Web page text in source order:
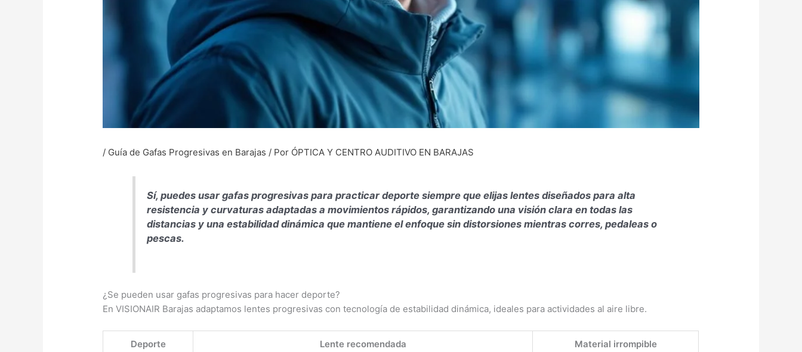
/ Guía de Gafas Progresivas en Barajas / Por ÓPTICA Y CENTRO AUDITIVO EN BARAJAS
Sí, puedes usar gafas progresivas para practicar deporte siempre que elijas lentes diseñados para alta
resistencia y curvaturas adaptadas a movimientos rápidos, garantizando una visión clara en todas las
distancias y una estabilidad dinámica que mantiene el enfoque sin distorsiones mientras corres, pedaleas o
pescas.
¿Se pueden usar gafas progresivas para hacer deporte?
En VISIONAIR Barajas adaptamos lentes progresivas con tecnología de estabilidad dinámica, ideales para actividades al aire libre.
Deporte Lente recomendada Material irrompible